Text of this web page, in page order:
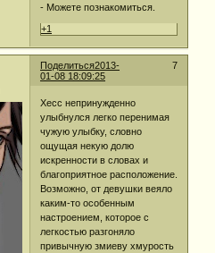
- Можете познакомиться.
+1
Поделиться 7
2013-
01-08 18:09:25
Хесс непринужденно
улыбнулся легко перенимая
чужую улыбку, словно
ощущая некую долю
искренности в словах и
благоприятное расположение.
Возможно, от девушки веяло
каким-то особенным
настроением, которое с
легкостью разгоняло
привычную змиеву хмурость